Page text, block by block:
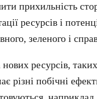
прихильність
ресурсів і
зеленого і
нових ресурсів,
різні побічні